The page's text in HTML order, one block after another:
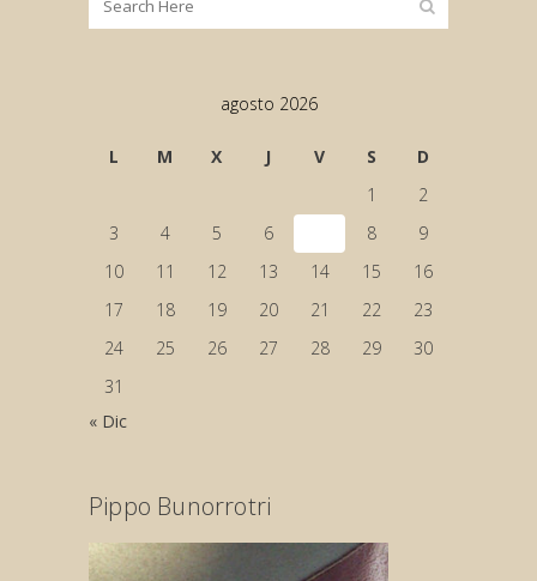
agosto 2026
L M X J V S
D
1
2
3
4 5 6 8
9
10
11 12 13 14 15
16
17
18 19 20 21 22
23
24
25 26 27 28 29
30
31
« Dic
Pippo Bunorrotri